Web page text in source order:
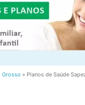
Grosso » Planos de Saúde